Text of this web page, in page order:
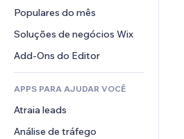
Compartilhamento de arquivos
Notícias
Botões e menus
Banners e selos
Calculadoras
Busca
Previsão do tempo
Tabelas e gráficos
Comentários
Telefone
Comunidade
Avaliações e depoimentos
CRM
Populares do mês
Soluções de negócios Wix
Add-Ons do Editor
APPS PARA AJUDAR VOCÊ
Atraia leads
Análise de tráfego